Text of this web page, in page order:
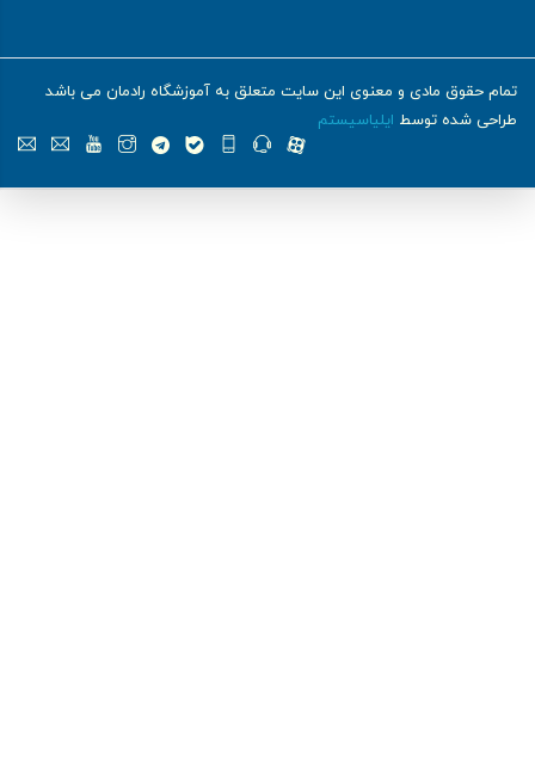
تمام حقوق مادی و معنوی این سایت متعلق به آموزشگاه رادمان می باشد
طراحی شده توسط ایلیاسیستم